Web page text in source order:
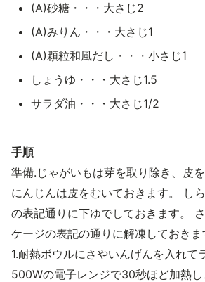
(A)砂糖・・・大さじ2
(A)みりん・・・大さじ1
(A)顆粒和風だし・・・小さじ1
しょうゆ・・・大さじ1.5
サラダ油・・・大さじ1/2
手順
準備.じゃがいもは芽を取り除き、皮を
にんじんは皮をむいておきます。 し
の表記通りに下ゆでしておきます。
ケージの表記の通りに解凍しておきま
1.耐熱ボウルにさやいんげんを入れて
500Wの電子レンジで30秒ほど加熱